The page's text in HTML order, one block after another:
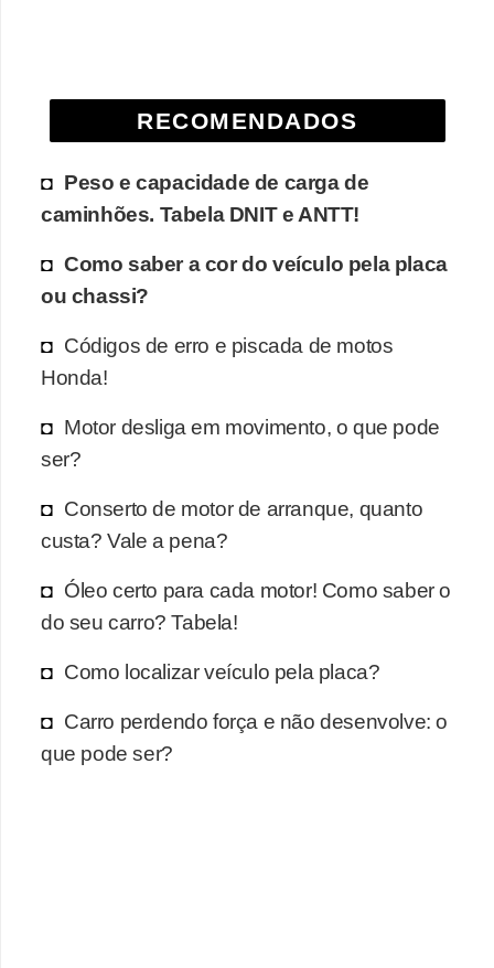
RECOMENDADOS
Peso e capacidade de carga de
caminhões. Tabela DNIT e ANTT!
Como saber a cor do veículo pela placa
ou chassi?
Códigos de erro e piscada de motos
Honda!
Motor desliga em movimento, o que pode
ser?
Conserto de motor de arranque, quanto
custa? Vale a pena?
Óleo certo para cada motor! Como saber o
do seu carro? Tabela!
Como localizar veículo pela placa?
Carro perdendo força e não desenvolve: o
que pode ser?
f
r
C
o
m
p
c
a
r
D
i
c